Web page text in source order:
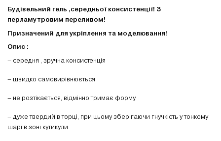
Будівельний гель ,середньої консистенції! З
перламутровим переливом!
Призначений для укріплення та моделювання!
Опис :
– середня , зручна консистенція
– швидко самовирівнюється
– не розтікається, відмінно тримає форму
– дуже твердий в торці, при цьому зберігаючи гнучкість у тонкому
шарі в зоні кутикули